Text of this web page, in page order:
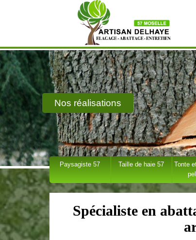
Nos réalisations
Paysagiste 57 Taille de haie 57
Tonte
Spécialiste en